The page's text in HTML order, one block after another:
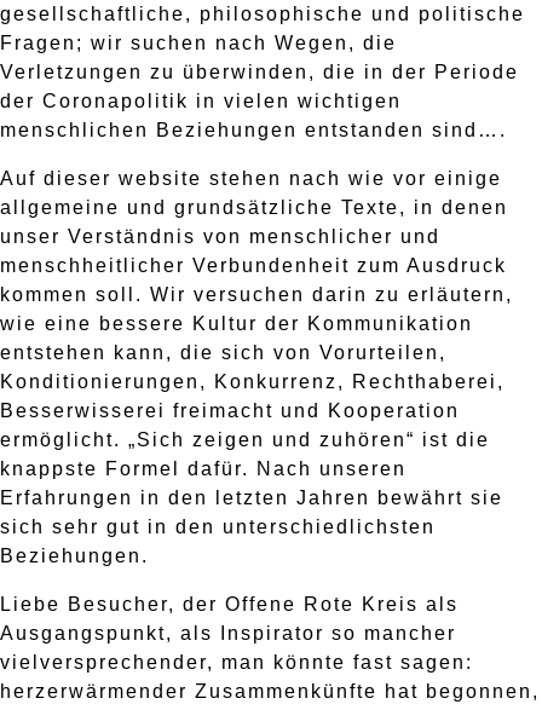
gesellschaftliche, philosophische und politische
Fragen; wir suchen nach Wegen, die
Verletzungen zu überwinden, die in der Periode
der Coronapolitik in vielen wichtigen
menschlichen Beziehungen entstanden sind….
Auf dieser website stehen nach wie vor einige
allgemeine und grundsätzliche Texte, in denen
unser Verständnis von menschlicher und
menschheitlicher Verbundenheit zum Ausdruck
kommen soll. Wir versuchen darin zu erläutern,
wie eine bessere Kultur der Kommunikation
entstehen kann, die sich von Vorurteilen,
Konditionierungen, Konkurrenz, Rechthaberei,
Besserwisserei freimacht und Kooperation
ermöglicht. „Sich zeigen und zuhören“ ist die
knappste Formel dafür. Nach unseren
Erfahrungen in den letzten Jahren bewährt sie
sich sehr gut in den unterschiedlichsten
Beziehungen.
Liebe Besucher, der Offene Rote Kreis als
Ausgangspunkt, als Inspirator so mancher
vielversprechender, man könnte fast sagen:
herzerwärmender Zusammenkünfte hat begonnen,